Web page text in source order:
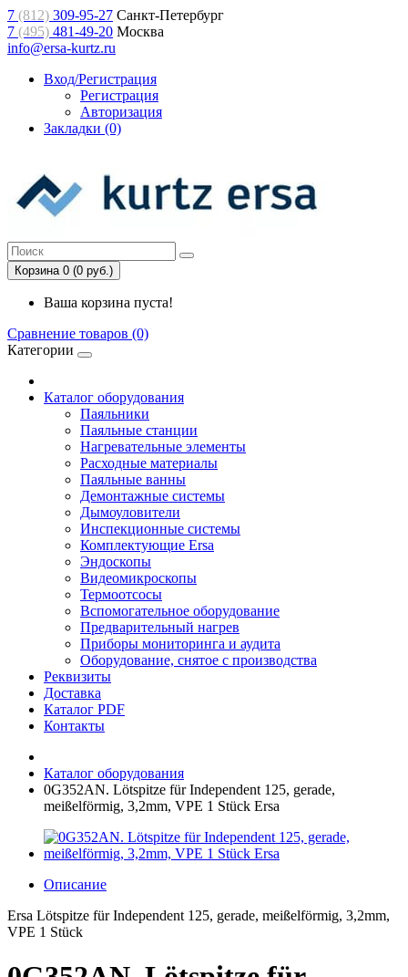
7 (812) 309-95-27 Санкт-Петербург
7 (495) 481-49-20 Москва
info@ersa-kurtz.ru
Вход/Регистрация
Регистрация
Авторизация
Закладки (0)
Корзина 0 (0 руб.)
Ваша корзина пуста!
Сравнение товаров (0)
Категории
Каталог оборудования
Паяльники
Паяльные станции
Нагревательные элементы
Расходные материалы
Паяльные ванны
Демонтажные системы
Дымоуловители
Инспекционные системы
Комплектующие Ersa
Эндоскопы
Видеомикроскопы
Термоотсосы
Вспомогательное оборудование
Предварительный нагрев
Приборы мониторинга и аудита
Оборудование, снятое с производства
Реквизиты
Доставка
Каталог PDF
Контакты
Каталог оборудования
0G352AN. Lötspitze für Independent 125, gerade,
meißelförmig, 3,2mm, VPE 1 Stück Ersa
Описание
Ersa Lötspitze für Independent 125, gerade, meißelförmig, 3,2mm,
VPE 1 Stück